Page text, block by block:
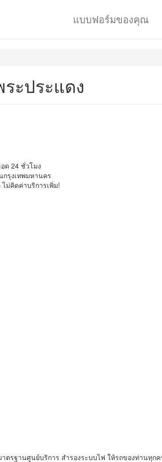
แบบฟอร์มของคุณ
ะประแดง
ด 24 ชั่วโมง
รุงเทพมหานคร
ม่คิดค่าบริการเพิ่ม!
รฐานศูนย์บริการ สำรองระบบไฟ ให้รถของท่านทุกค